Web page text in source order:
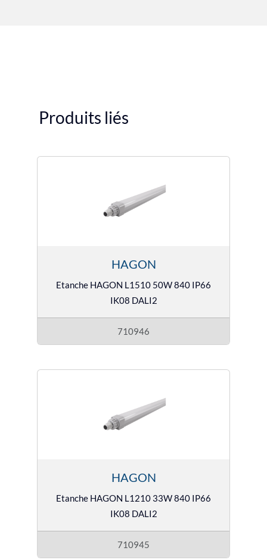
Produits liés
HAGON
Etanche HAGON L1510 50W 840 IP66
IK08 DALI2
710946
HAGON
Etanche HAGON L1210 33W 840 IP66
IK08 DALI2
710945